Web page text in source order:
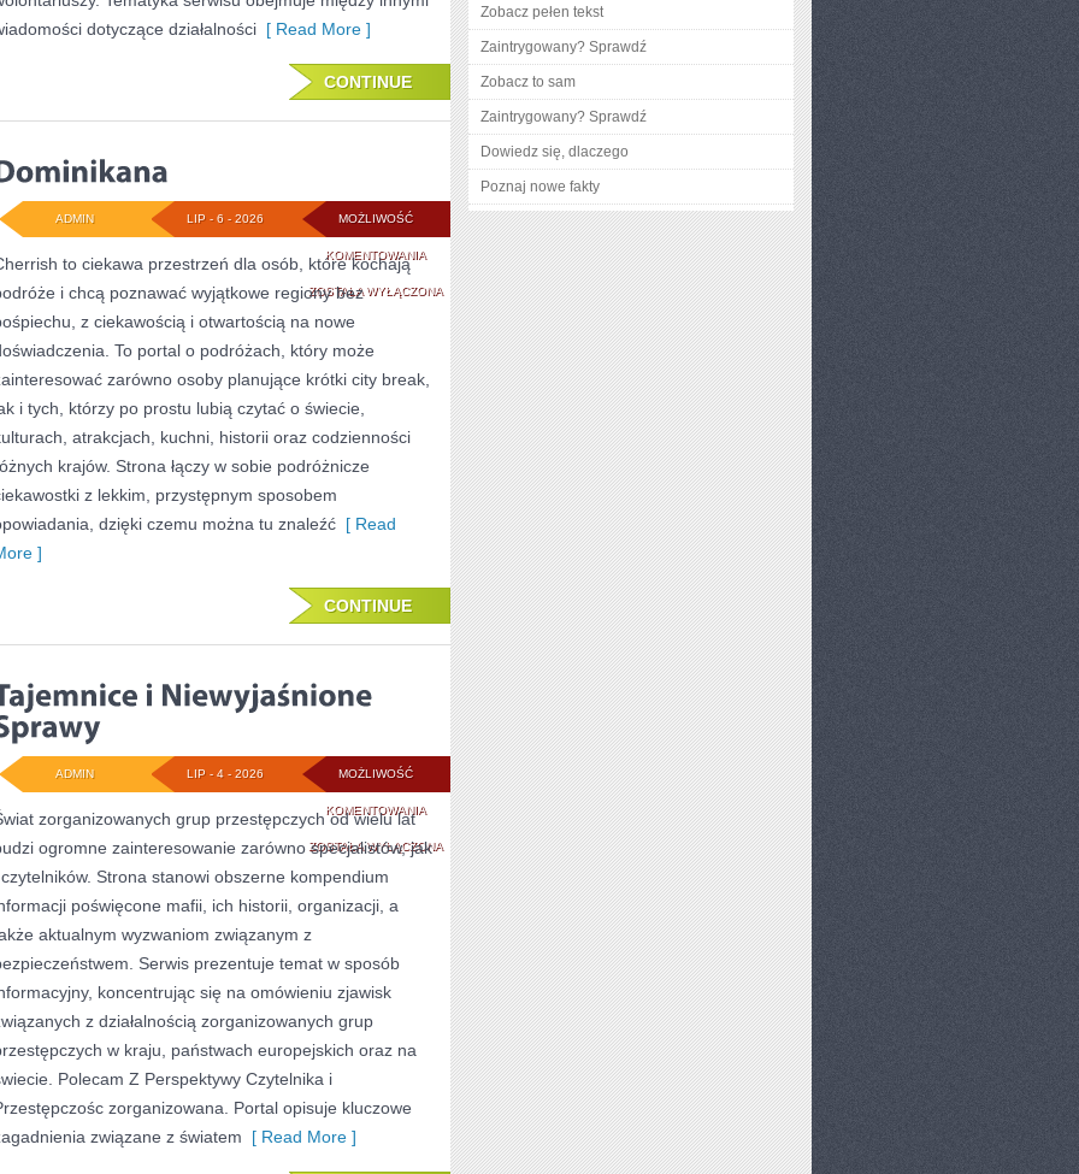
dotyczące działalności [ Read More ]
CONTINUE
MOŻLIWOŚĆ
KOMENTOWANIADOMINIKANA
ZOSTAŁA WYŁĄCZONA
LIP - 6 - 2026
ADMIN
to ciekawa przestrzeń dla osób, które kochają
i chcą poznawać wyjątkowe regiony bez
z ciekawością i otwartością na nowe
To portal o podróżach, który może
zarówno osoby planujące krótki city break,
i tych, którzy po prostu lubią czytać o świecie,
atrakcjach, kuchni, historii oraz codzienności
krajów. Strona łączy w sobie podróżnicze
z lekkim, przystępnym sposobem
dzięki czemu można tu znaleźć [ Read
]
CONTINUE
MOŻLIWOŚĆ
KOMENTOWANIATAJEMNICE
I
NIEWYJAŚNIONE
SPRAWY
ZOSTAŁA WYŁĄCZONA
LIP - 4 - 2026
ADMIN
zorganizowanych grup przestępczych od wielu lat
ogromne zainteresowanie zarówno specjalistów, jak
Strona stanowi obszerne kompendium
poświęcone mafii, ich historii, organizacji, a
aktualnym wyzwaniom związanym z
Serwis prezentuje temat w sposób
koncentrując się na omówieniu zjawisk
z działalnością zorganizowanych grup
w kraju, państwach europejskich oraz na
Polecam Z Perspektywy Czytelnika i
zorganizowana. Portal opisuje kluczowe
związane z światem [ Read More ]
Zobacz pełen tekst
Zaintrygowany? Sprawdź
Zobacz to sam
Zaintrygowany? Sprawdź
Dowiedz się, dlaczego
Poznaj nowe fakty